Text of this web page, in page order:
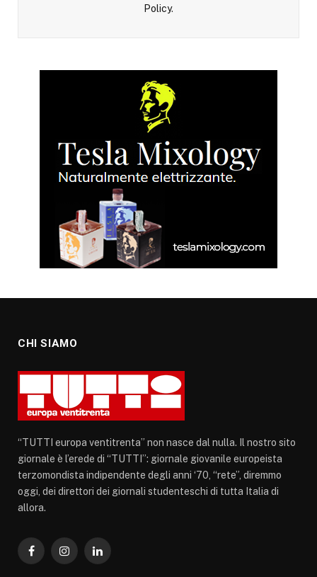
Policy.
CHI SIAMO
“TUTTI europa ventitrenta” non nasce dal nulla. Il nostro sito
giornale è l’erede di “TUTTI”: giornale giovanile europeista
terzomondista indipendente degli anni ‘70, “rete”, diremmo
oggi, dei direttori dei giornali studenteschi di tutta Italia di
allora.
FacebookInstagramLinkedIn